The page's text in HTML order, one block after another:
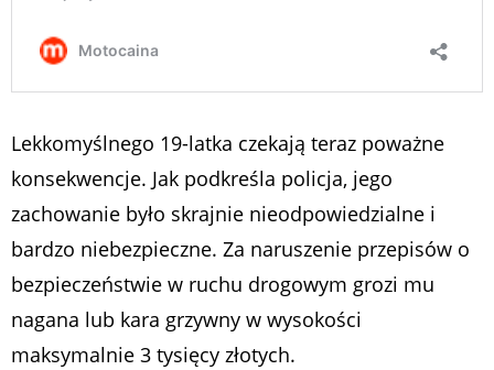
Lekkomyślnego 19-latka czekają teraz poważne
konsekwencje. Jak podkreśla policja, jego
zachowanie było skrajnie nieodpowiedzialne i
bardzo niebezpieczne. Za naruszenie przepisów o
bezpieczeństwie w ruchu drogowym grozi mu
nagana lub kara grzywny w wysokości
maksymalnie 3 tysięcy złotych.